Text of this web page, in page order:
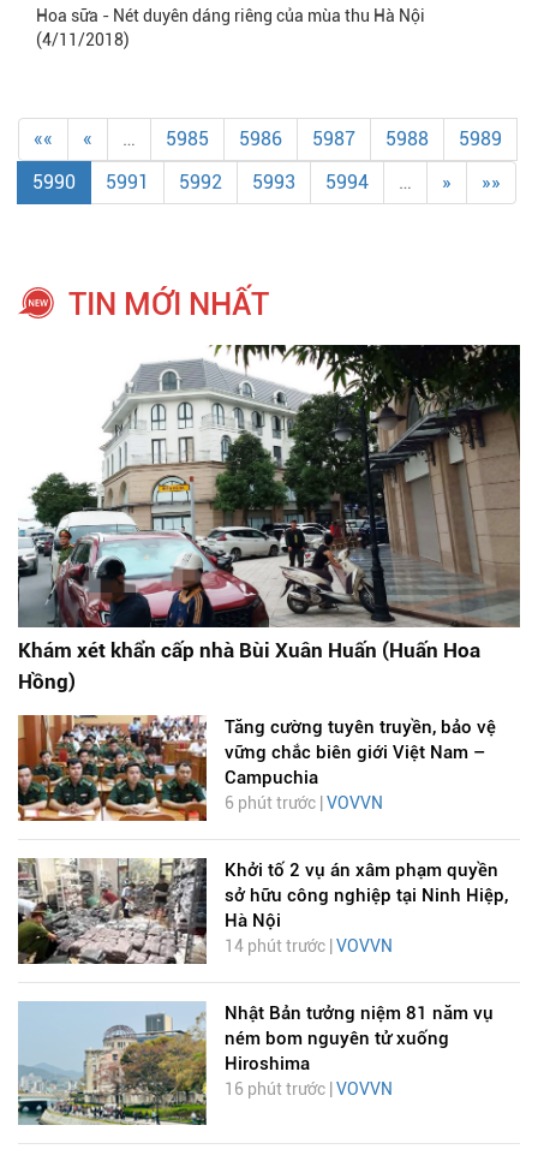
Hoa sữa - Nét duyên dáng riêng của mùa thu Hà Nội
(4/11/2018)
«« « … 5985 5986 5987 5988
5989
5990
5991 5992 5993 5994 … » »»
TIN MỚI NHẤT
Khám xét khẩn cấp nhà Bùi Xuân Huấn (Huấn Hoa
Hồng)
Tăng cường tuyên truyền, bảo vệ
vững chắc biên giới Việt Nam –
Campuchia
6 phút trước | VOVVN
Khởi tố 2 vụ án xâm phạm quyền
sở hữu công nghiệp tại Ninh Hiệp,
Hà Nội
14 phút trước | VOVVN
Nhật Bản tưởng niệm 81 năm vụ
ném bom nguyên tử xuống
Hiroshima
16 phút trước |VOVVN